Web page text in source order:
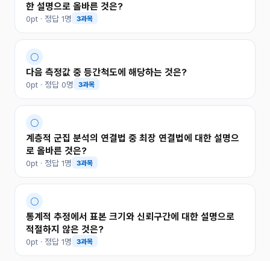
한 설명으로 올바른 것은?
0pt · 정답 1명 3과목
○
다음 측정값 중 등간척도에 해당하는 것은?
0pt · 정답 0명 3과목
○
계층적 군집 분석의 연결법 중 최장 연결법에 대한 설명으
로 올바른 것은?
0pt · 정답 1명 3과목
○
통계적 추정에서 표본 크기와 신뢰구간에 대한 설명으로
적절하지 않은 것은?
0pt · 정답 1명 3과목